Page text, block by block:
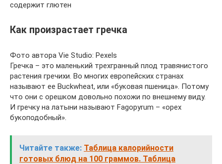
содержит глютен
Как произрастает гречка
Фото автора Vie Studio: Pexels
Гречка – это маленький трехгранный плод травянистого
растения гречихи. Во многих европейских странах
называют ее Buckwheat, или «буковая пшеница». Потому
что они с орешком довольно похожи по внешнему виду.
И гречку на латыни называют Fagopyrum – «орех
букоподобный».
Читайте также: Таблица калорийности
готовых блюд на 100 граммов. Таблица